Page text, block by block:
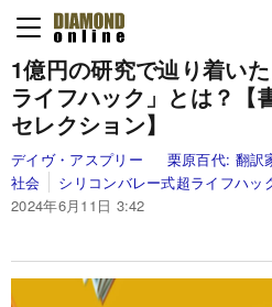
1億円の研究で辿り着い
ライフハック」とは？【
セレクション】
デイヴ・アスプリー 栗原百代: 翻訳
社会
シリコンバレー式超ライフハッ
2024年6月11日 3:42